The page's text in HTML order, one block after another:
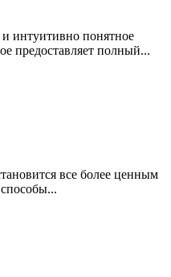
интуитивно понятное
предоставляет полный...
все более ценным